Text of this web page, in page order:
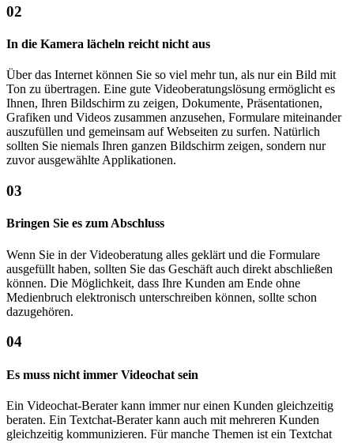
02
In die Kamera lächeln reicht nicht aus
Über das Internet können Sie so viel mehr tun, als nur ein Bild mit
Ton zu übertragen. Eine gute Videoberatungslösung ermöglicht es
Ihnen, Ihren Bildschirm zu zeigen, Dokumente, Präsentationen,
Grafiken und Videos zusammen anzusehen, Formulare miteinander
auszufüllen und gemeinsam auf Webseiten zu surfen. Natürlich
sollten Sie niemals Ihren ganzen Bildschirm zeigen, sondern nur
zuvor ausgewählte Applikationen.
03
Bringen Sie es zum Abschluss
Wenn Sie in der Videoberatung alles geklärt und die Formulare
ausgefüllt haben, sollten Sie das Geschäft auch direkt abschließen
können. Die Möglichkeit, dass Ihre Kunden am Ende ohne
Medienbruch elektronisch unterschreiben können, sollte schon
dazugehören.
04
Es muss nicht immer Videochat sein
Ein Videochat-Berater kann immer nur einen Kunden gleichzeitig
beraten. Ein Textchat-Berater kann auch mit mehreren Kunden
gleichzeitig kommunizieren. Für manche Themen ist ein Textchat